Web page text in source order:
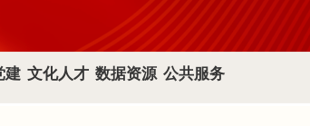
建 文化人才 数据资源 公共服务